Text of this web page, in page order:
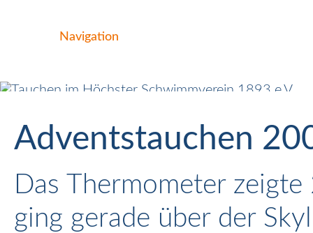
Navigation
Adventstauchen
Das Thermometer
ging gerade über der